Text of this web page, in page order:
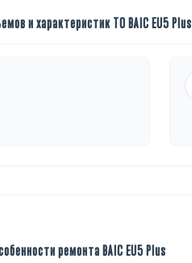
и характеристик ТО BAIC EU5 Plus
ремонта BAIC EU5 Plus